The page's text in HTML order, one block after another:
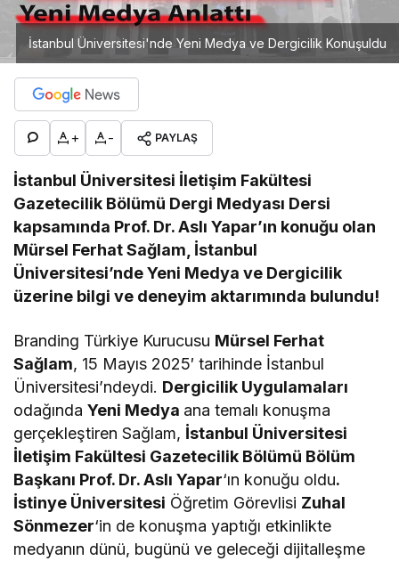
İstanbul Üniversitesi'nde Yeni Medya ve Dergicilik Konuşuldu
+ - PAYLAŞ
İstanbul Üniversitesi İletişim Fakültesi
Gazetecilik Bölümü Dergi Medyası Dersi
kapsamında Prof. Dr. Aslı Yapar’ın konuğu olan
Mürsel Ferhat Sağlam, İstanbul
Üniversitesi’nde Yeni Medya ve Dergicilik
üzerine bilgi ve deneyim aktarımında bulundu!
Branding Türkiye Kurucusu Mürsel Ferhat
Sağlam, 15 Mayıs 2025′ tarihinde İstanbul
Üniversitesi’ndeydi. Dergicilik Uygulamaları
odağındaYeni Medya ana temalı konuşma
gerçekleştiren Sağlam, İstanbul Üniversitesi
İletişim Fakültesi Gazetecilik Bölümü Bölüm
Başkanı Prof. Dr. Aslı Yapar‘ın konuğu oldu.
İstinye Üniversitesi Öğretim Görevlisi Zuhal
Sönmezer‘in de konuşma yaptığı etkinlikte
medyanın dünü, bugünü ve geleceği dijitalleşme